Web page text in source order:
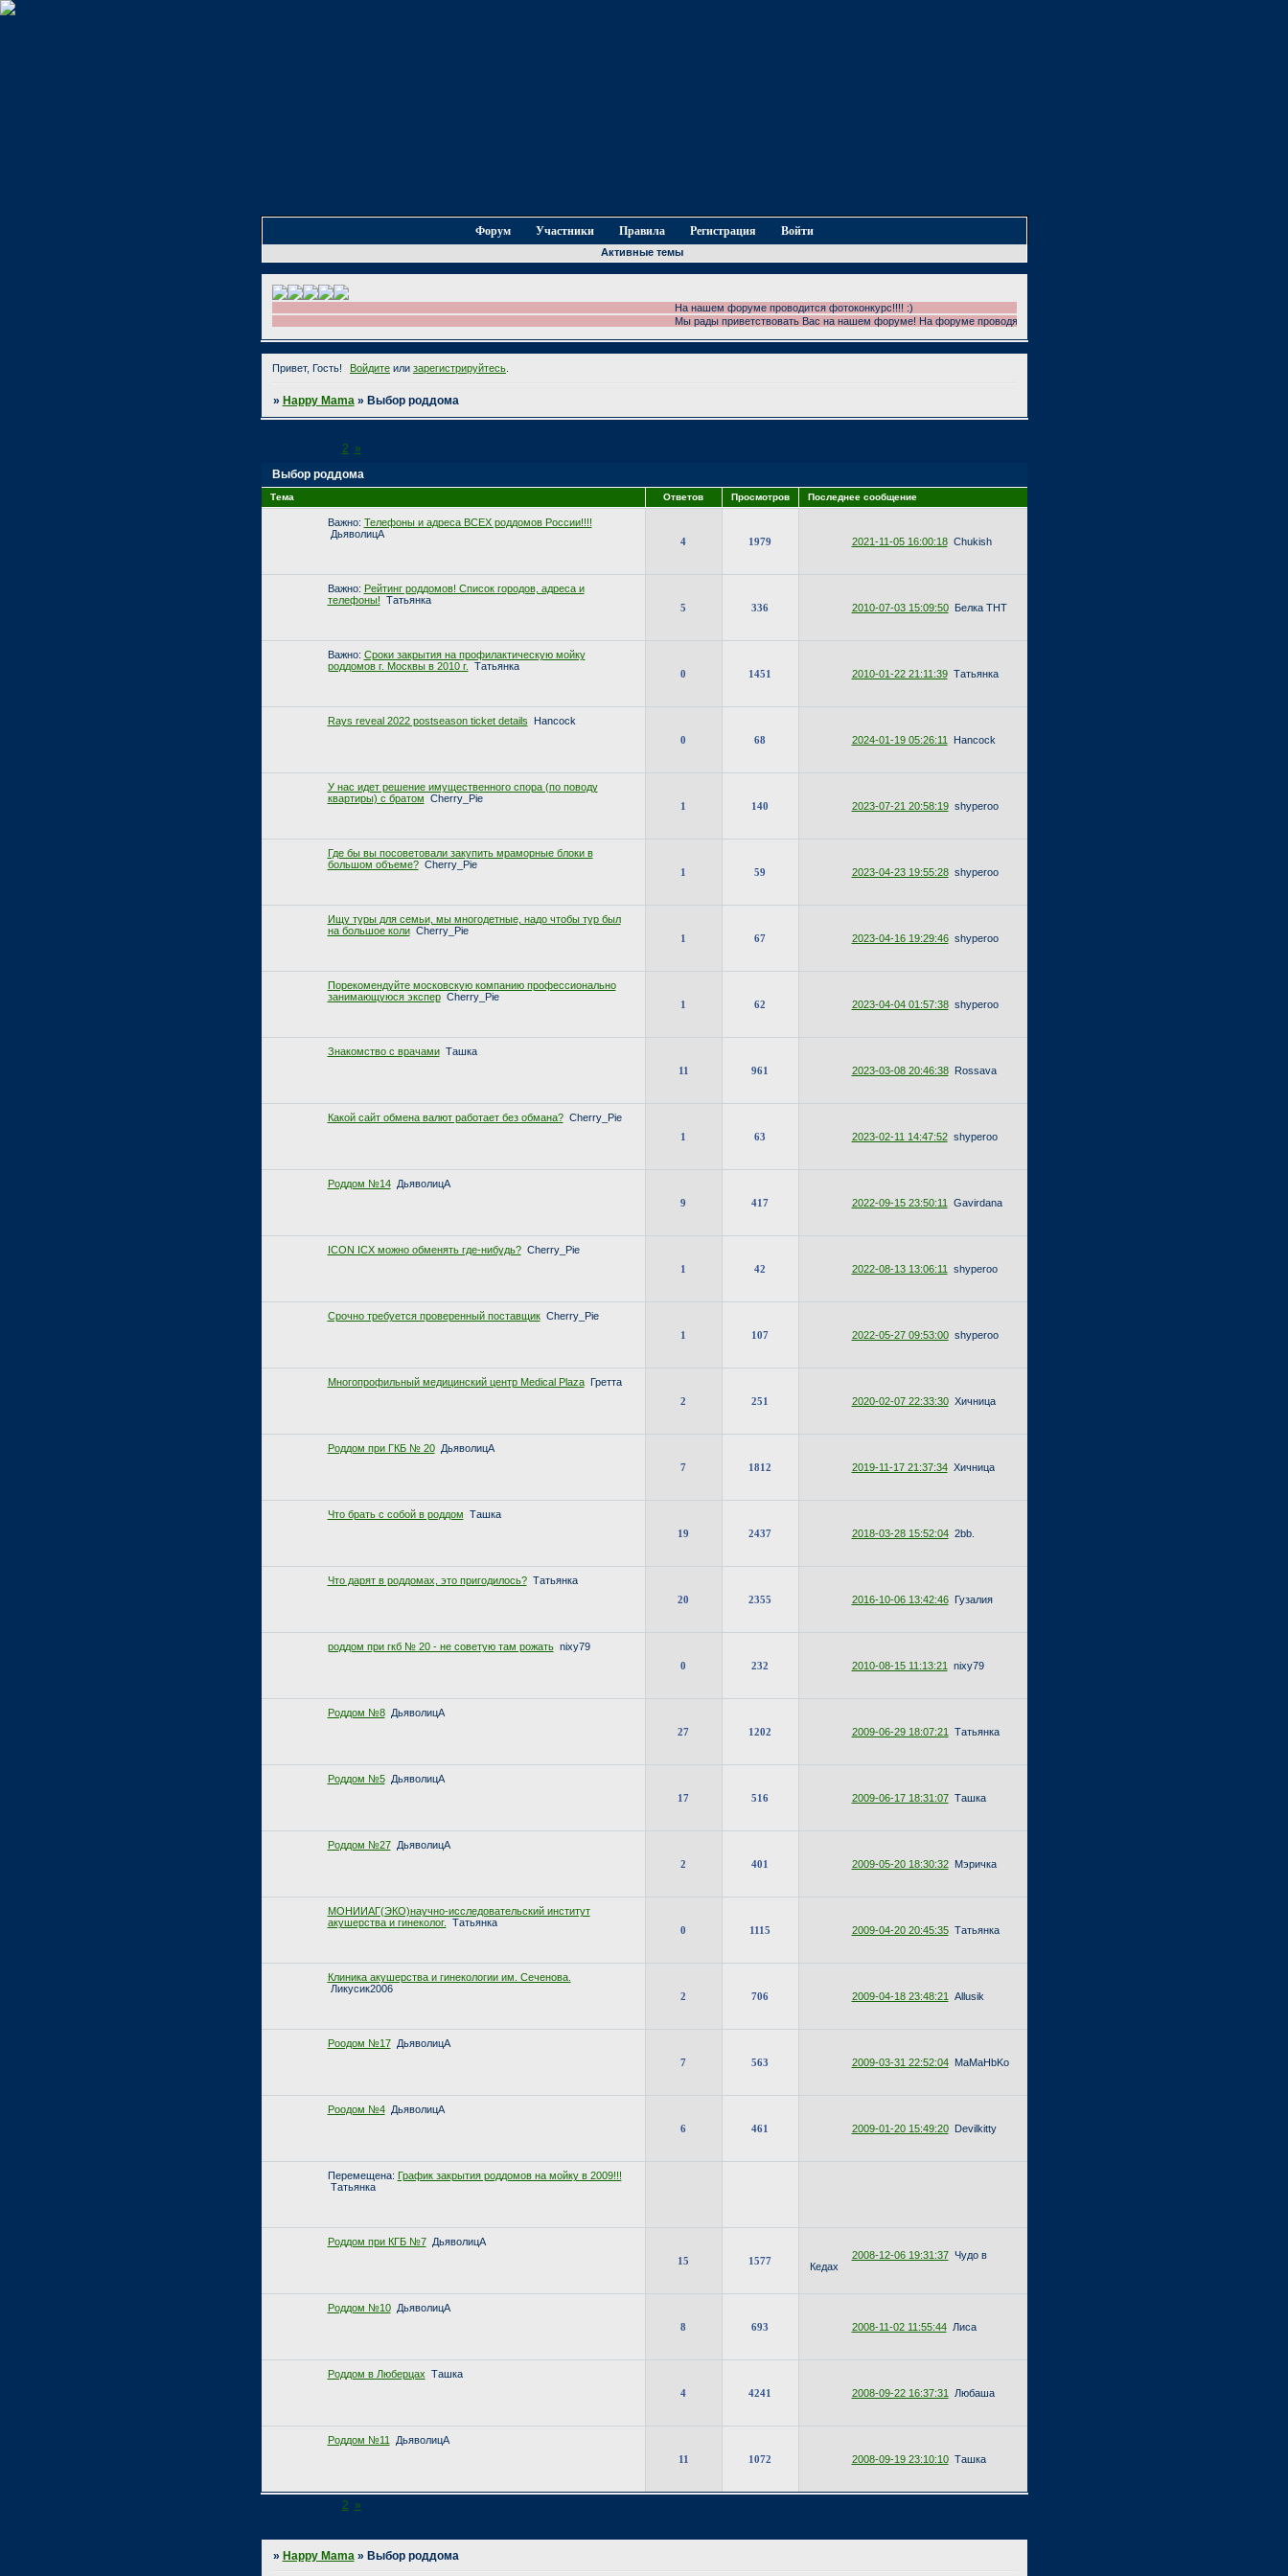
Форум Участники Правила Регистрация Войти
Активные темы
На нашем форуме проводится фотоконкурс!!!! :)
Мы рады приветствовать Вас на нашем форуме! На форуме проводятся фотоконкурсы!!! УЧАСТВУЕМ!!! И ГОЛОСУЕМ!!!!!!
Привет, Гость! Войдите или зарегистрируйтесь
» Happy Mama » Выбор роддома
Выбор роддома
2 »
Тема Ответов Просмотров Последнее сообщение
Важно: Телефоны и адреса ВСЕХ роддомов России!!!!
ДьяволицА
4 1979 2021-11-05 16:00:18 Chukish
Важно: Рейтинг роддомов! Список городов, адреса и
телефоны! Татьянка
5 336 2010-07-03 15:09:50 Белка ТНТ
Важно: Сроки закрытия на профилактическую мойку
роддомов г. Москвы в 2010 г.
Татьянка
0 1451 2010-01-22 21:11:39 Татьянка
Rays reveal 2022 postseason ticket details
Hancock
0
68 2024-01-19 05:26:11 Hancock
У нас идет решение имущественного спора (по поводу
квартиры) с братом Cherry_Pie
1 140 2023-07-21 20:58:19 shyperoo
Где бы вы посоветовали закупить мраморные блоки в
большом объеме? Cherry_Pie
1 59 2023-04-23 19:55:28 shyperoo
Ищу туры для семьи, мы многодетные, надо чтобы тур был
на большое коли Cherry_Pie
1 67 2023-04-16 19:29:46 shyperoo
Порекомендуйте московскую компанию профессионально
занимающуюся экспер Cherry_Pie
1 62 2023-04-04 01:57:38 shyperoo
Знакомство с врачами Ташка
11
961 2023-03-08 20:46:38 Rossava
Какой сайт обмена валют работает без обмана? Cherry_Pie
1
63 2023-02-11 14:47:52 shyperoo
Роддом №14
ДьяволицА
9
417 2022-09-15 23:50:11 Gavirdana
ICON ICX можно обменять где-нибудь? Cherry_Pie
1
42 2022-08-13 13:06:11 shyperoo
Срочно требуется проверенный поставщик Cherry_Pie
1
107 2022-05-27 09:53:00 shyperoo
Многопрофильный медицинский центр Medical Plaza
Гретта
2
251 2020-02-07 22:33:30 Хичница
Роддом при ГКБ № 20
ДьяволицА
7
1812 2019-11-17 21:37:34 Хичница
Что брать с собой в роддом Ташка
19
2437 2018-03-28 15:52:04 2bb.
Что дарят в роддомах, это пригодилось? Татьянка
20
2355 2016-10-06 13:42:46 Гузалия
роддом при гкб № 20 - не советую там рожать nixy79
0
232 2010-08-15 11:13:21 nixy79
Роддом №8
ДьяволицА
27
1202 2009-06-29 18:07:21 Татьянка
Роддом №5
ДьяволицА
17
516 2009-06-17 18:31:07 Ташка
Роддом №27
ДьяволицА
2
401 2009-05-20 18:30:32 Мэричка
МОНИИАГ(ЭКО)научно-исследовательский институт
акушерства и гинеколог.
Татьянка
0 1115 2009-04-20 20:45:35 Татьянка
Клиника акушерства и гинекологии им. Сеченова.
Ликусик2006
2 706 2009-04-18 23:48:21 Allusik
Роодом №17
ДьяволицА
7
563 2009-03-31 22:52:04 MaMaHbKo
Роодом №4
ДьяволицА
6
461 2009-01-20 15:49:20 Devilkitty
Перемещена: График закрытия роддомов на мойку в 2009!!!
Татьянка
Роддом при КГБ №7
ДьяволицА
15
1577 2008-12-06 19:31:37 Чудо в
Кедах
Роддом №10
ДьяволицА
8
693 2008-11-02 11:55:44 Лиса
Роддом в Люберцах Ташка
4
4241 2008-09-22 16:37:31 Любаша
Роддом №11
ДьяволицА
11
1072 2008-09-19 23:10:10 Ташка
2 »
» Happy Mama » Выбор роддома